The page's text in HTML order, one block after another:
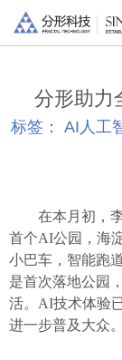
分形助力
标签： AI人工
在本月初，李
首个AI公园，海
小巴车，智能跑
是首次落地公园
活。AI技术体验
进一步普及大众。